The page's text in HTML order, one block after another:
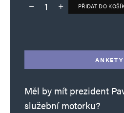
Deník TO – verze bez reklam
PŘIDAT DO
ANKETY
Měl by mít prezident
služební motorku?